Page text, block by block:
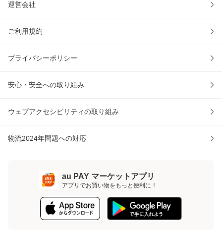
運営会社
ご利用規約
プライバシーポリシー
安心・安全への取り組み
ウェブアクセシビリティの取り組み
物流2024年問題への対応
au PAY マーケットアプリ
アプリでお買い物をもっと便利に！